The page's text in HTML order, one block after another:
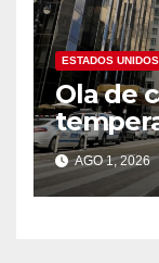
ESTADOS UNIDOS
Ola de
amplias
Unidos
AGO 1, 2026